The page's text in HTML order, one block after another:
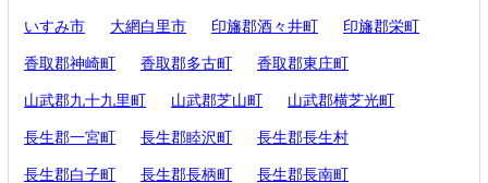
いすみ市 大網白里市 印旛郡酒々井町 印旛郡栄町
香取郡神崎町 香取郡多古町 香取郡東庄町
山武郡九十九里町 山武郡芝山町 山武郡横芝光町
長生郡一宮町 長生郡睦沢町 長生郡長生村
長生郡白子町 長生郡長柄町 長生郡長南町